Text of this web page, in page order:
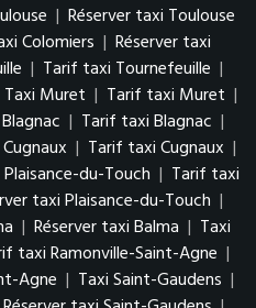
| Réserver taxi Toulouse
Colomiers | Réserver taxi
| Tarif taxi Tournefeuille |
Taxi Muret | Tarif taxi Muret |
| Tarif taxi Blagnac |
| Tarif taxi Cugnaux |
du-Touch | Tarif taxi
taxi Plaisance-du-Touch |
| Réserver taxi Balma | Taxi
taxi Ramonville-Saint-Agne |
Agne | Taxi Saint-Gaudens |